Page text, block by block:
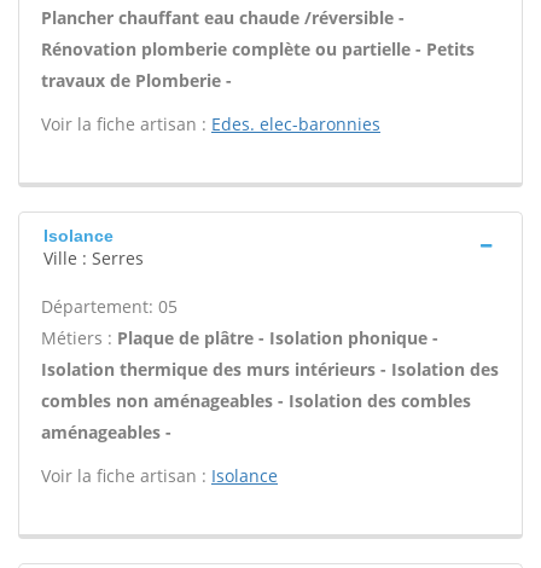
Plancher chauffant eau chaude /réversible -
Rénovation plomberie complète ou partielle - Petits
travaux de Plomberie -
Voir la fiche artisan : Edes. elec-baronnies
Isolance
Ville : Serres
Département: 05
Métiers : Plaque de plâtre - Isolation phonique -
Isolation thermique des murs intérieurs - Isolation des
combles non aménageables - Isolation des combles
aménageables -
Voir la fiche artisan : Isolance